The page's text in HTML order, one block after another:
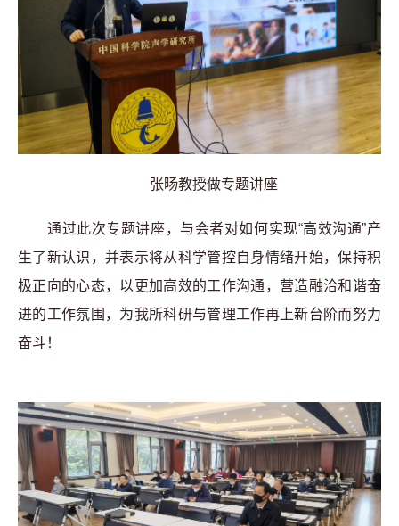
张旸教授做专题讲座
通过此次专题讲座，与会者对如何实现“高效沟通”产
生了新认识，并表示将从科学管控自身情绪开始，保持积
极正向的心态，以更加高效的工作沟通，营造融洽和谐奋
进的工作氛围，为我所科研与管理工作再上新台阶而努力
奋斗！